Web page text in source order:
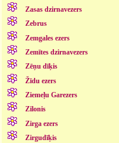
Zasas dzirnavezers
Zebrus
Zemgales ezers
Zemītes dzirnavezers
Zēņu dīķis
Žīdu ezers
Ziemeļu Garezers
Zilonis
Zirga ezers
Zirgudīķis